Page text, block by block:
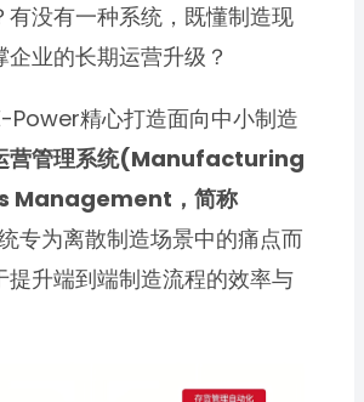
有没有一种系统，既懂制造现
业的长期运营升级？
Power精心打造面向中小制造
营管理系统(Manufacturing
Management，简称
专为离散制造场景中的痛点而
提升端到端制造流程的效率与